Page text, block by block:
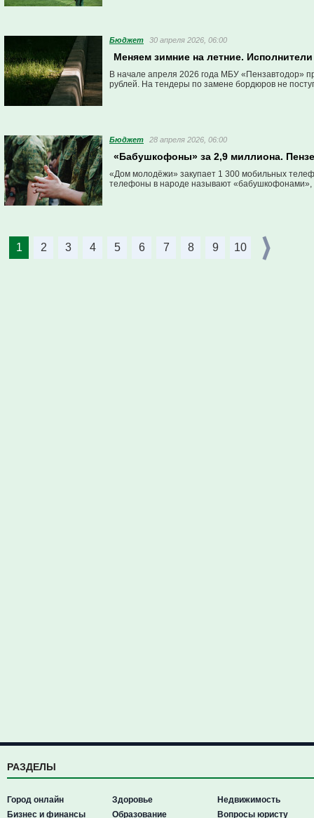
Бюджет 30 апреля 2026, 06:00
Меняем зимние на летние.
В начале апреля 2026 года МБУ «Пензавтодор»
рублей. На тендеры по замене бордюров не
Бюджет 28 апреля 2026, 06:00
«Бабушкофоны» за 2,9 миллиона.
«Дом молодёжи» закупает 1 300 мобильных
телефоны в народе называют «бабушкофонами»,
1 2 3 4 5 6 7 8 9 10
РАЗДЕЛЫ
Город онлайн
Бизнес и финансы
Здоровье
Образование
Недвижимость
Вопросы юристу